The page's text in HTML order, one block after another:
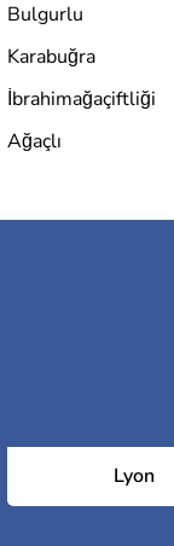
Bulgurlu
Karabuğra
İbrahimağaçiftliği
Ağaçlı
Lyon